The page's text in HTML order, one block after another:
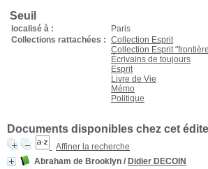
Seuil
localisé à :
Paris
Collections rattachées : Collection Esprit
Collection Esprit
Écrivains de toujours
Esprit
Livre de Vie
Mémo
Politique
Documents disponibles chez cet
Affiner la recherche
Abraham de Brooklyn / Didier DECOIN